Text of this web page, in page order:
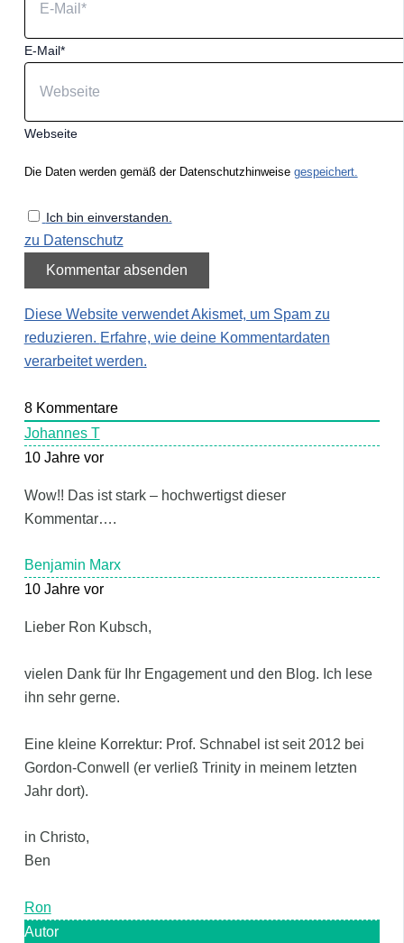
E-Mail*
Webseite
Die Daten werden gemäß der Datenschutzhinweise gespeichert.
Ich bin einverstanden.
zu Datenschutz
Diese Website verwendet Akismet, um Spam zu
reduzieren. Erfahre, wie deine Kommentardaten
verarbeitet werden.
8Kommentare
Johannes T
10 Jahre vor
Wow!! Das ist stark – hochwertigst dieser
Kommentar….
Benjamin Marx
10 Jahre vor
Lieber Ron Kubsch,
vielen Dank für Ihr Engagement und den Blog. Ich lese
ihn sehr gerne.
Eine kleine Korrektur: Prof. Schnabel ist seit 2012 bei
Gordon-Conwell (er verließ Trinity in meinem letzten
Jahr dort).
in Christo,
Ben
Ron
Autor